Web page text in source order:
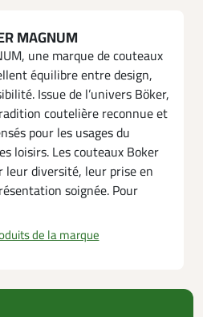
MAGNUM
une marque de couteaux
équilibre entre design,
Issue de l’univers Böker,
coutelière reconnue et
pour les usages du
loisirs. Les couteaux Boker
leur diversité, leur prise en
soignée. Pour
de la marque